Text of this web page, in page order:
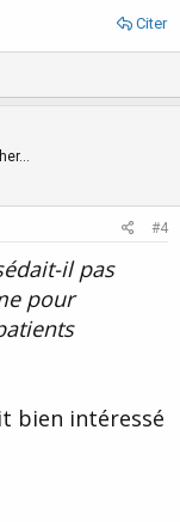
Citer
#4
il pas
pour
bien intéressé